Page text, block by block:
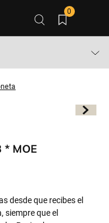
0
* MOE
desde que recibes el
que el